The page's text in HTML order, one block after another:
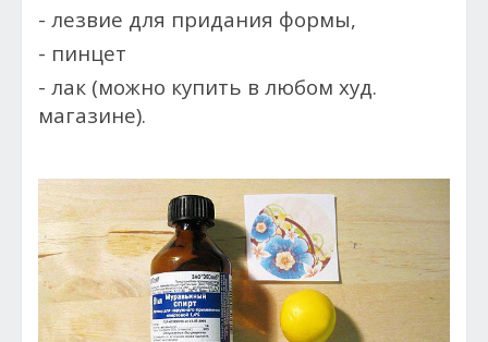
- лезвие для придания формы,
- пинцет
- лак (можно купить в любом худ.
магазине).